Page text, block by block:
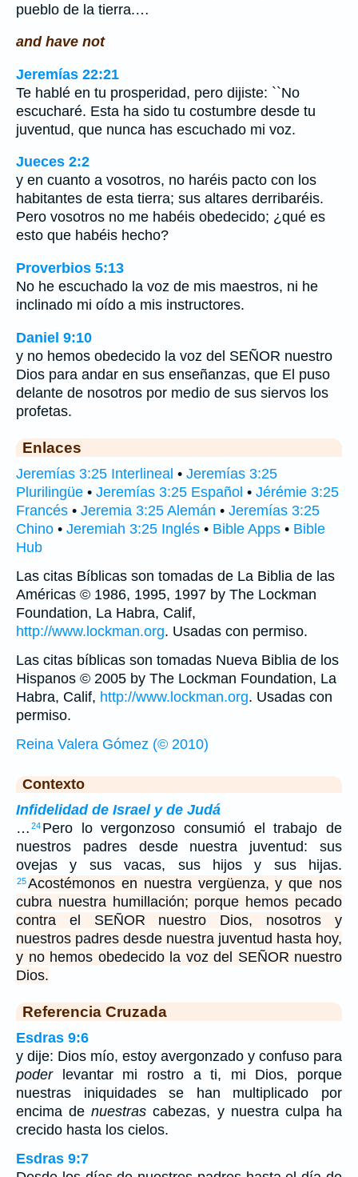
pueblo de la tierra.…
and have not
Jeremías 22:21
Te hablé en tu prosperidad, pero dijiste: ``No
escucharé. Esta ha sido tu costumbre desde tu
juventud, que nunca has escuchado mi voz.
Jueces 2:2
y en cuanto a vosotros, no haréis pacto con los
habitantes de esta tierra; sus altares derribaréis.
Pero vosotros no me habéis obedecido; ¿qué es
esto que habéis hecho?
Proverbios 5:13
No he escuchado la voz de mis maestros, ni he
inclinado mi oído a mis instructores.
Daniel 9:10
y no hemos obedecido la voz del SEÑOR nuestro
Dios para andar en sus enseñanzas, que El puso
delante de nosotros por medio de sus siervos los
profetas.
Enlaces
Jeremías 3:25 Interlineal • Jeremías 3:25
Plurilingüe • Jeremías 3:25 Español • Jérémie 3:25
Francés • Jeremia 3:25 Alemán • Jeremías 3:25
Chino • Jeremiah 3:25 Inglés • Bible Apps • Bible
Hub
Las citas Bíblicas son tomadas de La Biblia de las
Américas © 1986, 1995, 1997 by The Lockman
Foundation, La Habra, Calif,
http://www.lockman.org. Usadas con permiso.
Las citas bíblicas son tomadas Nueva Biblia de los
Hispanos © 2005 by The Lockman Foundation, La
Habra, Calif, http://www.lockman.org. Usadas con
permiso.
Reina Valera Gómez (© 2010)
Contexto
Infidelidad de Israel y de Judá
… 24 Pero lo vergonzoso consumió el trabajo de
nuestros padres desde nuestra juventud: sus
ovejas y sus vacas, sus hijos y sus hijas.
25Acostémonos en nuestra vergüenza, y que nos
cubra nuestra humillación; porque hemos pecado
contra el SEÑOR nuestro Dios, nosotros y
nuestros padres desde nuestra juventud hasta hoy,
y no hemos obedecido la voz del SEÑOR nuestro
Dios.
Referencia Cruzada
Esdras 9:6
y dije: Dios mío, estoy avergonzado y confuso para
poderlevantar mi rostro a ti, mi Dios, porque
nuestras iniquidades se han multiplicado por
encima denuestras cabezas, y nuestra culpa ha
crecido hasta los cielos.
Esdras 9:7